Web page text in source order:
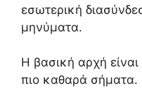
εσωτερική
μηνύματα.
Η βασική αρχή
πιο καθαρά σήματα.